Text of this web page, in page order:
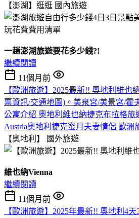
【澎湖】逛逛 國內旅遊
一趟澎湖旅遊要花多少錢?!
繼續閱讀
11個月前
【歐洲旅遊】2025最新!! 奧地利維也
票資訊/交通地圖)。美泉宮/美景宮/霍
公寓介紹 奧地利維也納捷克布拉格旅
Austria奧地利捷克蜜月夫妻情侶 歐洲
【奧地利】
國外旅遊
維也納Vienna
繼續閱讀
11個月前
【歐洲旅遊】2025年最新!! 奧地利4